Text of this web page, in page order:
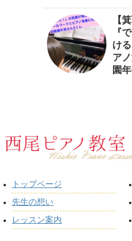
【
『
け
ア
園
トップページ
先生の想い
レッスン案内